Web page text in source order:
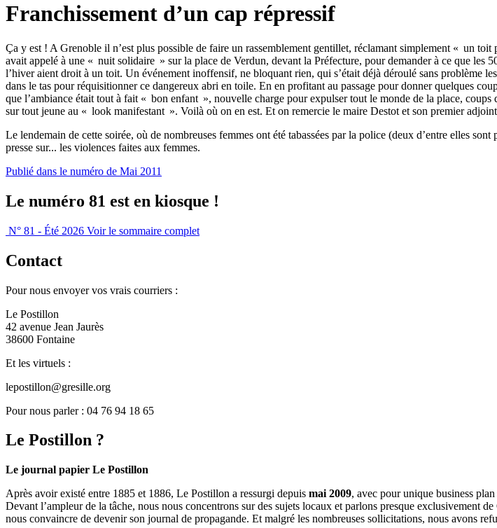
Franchissement d’un cap répressif
Ça y est ! A Grenoble il n’est plus possible de faire un rassemblement gentillet, réclamant simplement « un
avait appelé à une « nuit solidaire » sur la place de Verdun, devant la Préfecture, pour demander à ce que les
l’hiver aient droit à un toit. Un événement inoffensif, ne bloquant rien, qui s’était déjà déroulé sans problème
dans le tas pour réquisitionner ce dangereux abri en toile. En en profitant au passage pour donner quelques
que l’ambiance était tout à fait « bon enfant », nouvelle charge pour expulser tout le monde de la place,
sur tout jeune au « look manifestant ». Voilà où on en est. Et on remercie le maire Destot et son premier
Le lendemain de cette soirée, où de nombreuses femmes ont été tabassées par la police (deux d’entre elles
presse sur... les violences faites aux femmes.
Publié dans le numéro de Mai 2011
Le numéro 81 est en kiosque !
N° 81 - Été 2026 Voir le sommaire complet
Contact
Pour nous envoyer vos vrais courriers :
Le Postillon
42 avenue Jean Jaurès
38600 Fontaine
Et les virtuels :
lepostillon@gresille.org
Pour nous parler : 04 76 94 18 65
Le Postillon ?
Le journal papier Le Postillon
Après avoir existé entre 1885 et 1886, Le Postillon a ressurgi depuis mai 2009, avec pour unique business
Devant l’ampleur de la tâche, nous nous concentrons sur des sujets locaux et parlons presque exclusivement
nous convaincre de devenir son journal de propagande. Et malgré les nombreuses sollicitations, nous avons